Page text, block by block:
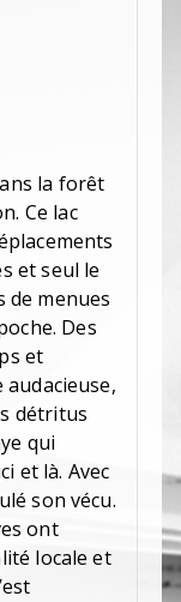
la forêt
Ce lac
et seul le
de menues
Des
et
audacieuse,
détritus
qui
et là. Avec
son vécu.
ont
locale et